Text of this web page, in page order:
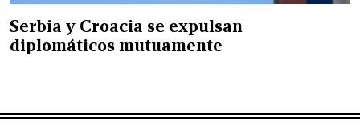
Serbia y Croacia se expulsan
diplomáticos mutuamente